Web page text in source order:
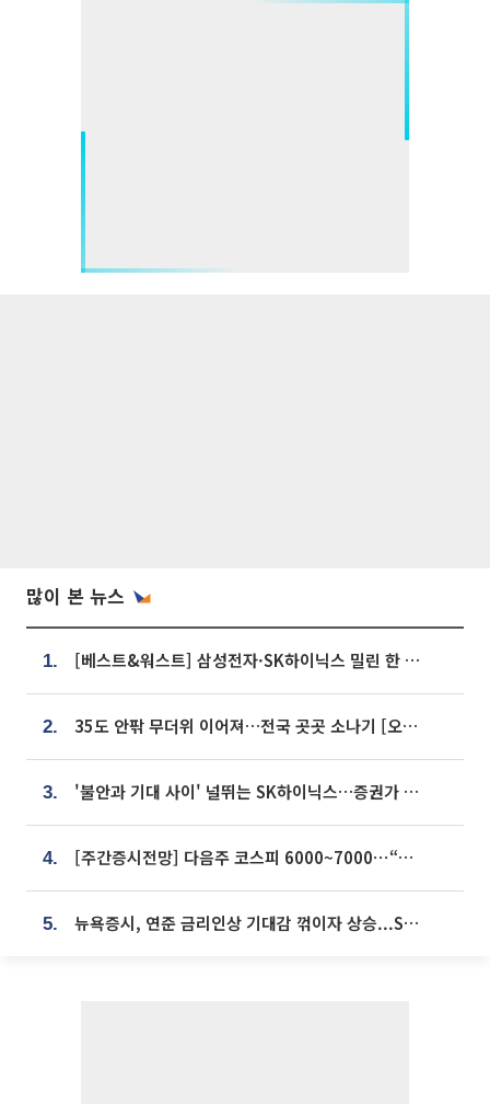
많이 본 뉴스
1. [베스트&워스트] 삼성전자·SK하이닉스 밀린 한 주…상상인증권은 85% 급등
2. 35도 안팎 무더위 이어져…전국 곳곳 소나기 [오늘 날씨]
3. '불안과 기대 사이' 널뛰는 SK하이닉스…증권가 "HBM4·LTA 기반 펀터멘털 견고"
4. [주간증시전망] 다음주 코스피 6000~7000⋯“外人 수급은 정책이 변수”
5. 뉴욕증시, 연준 금리인상 기대감 꺾이자 상승...S&P500 사상 최고치 [종합]